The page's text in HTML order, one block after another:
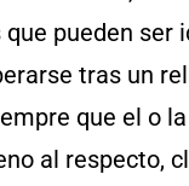
pueden ser
tras un
que el o
al respecto,